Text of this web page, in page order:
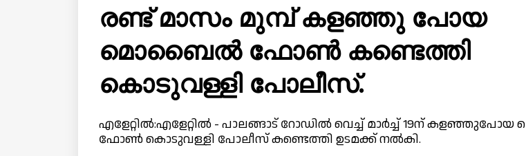
രണ്ട് മാസം മുമ്പ് കളഞ്ഞു പോയ
മൊബൈൽ ഫോൺ കണ്ടെത്തി
കൊടുവള്ളി പോലീസ്.
എളേറ്റിൽ:എളേറ്റിൽ - പാലങ്ങാട് റോഡിൽ വെച്ച് മാർച്ച് 19ന്
ഫോൺ കൊടുവള്ളി പോലീസ് കണ്ടെത്തി ഉടമക്ക് നൽകി.